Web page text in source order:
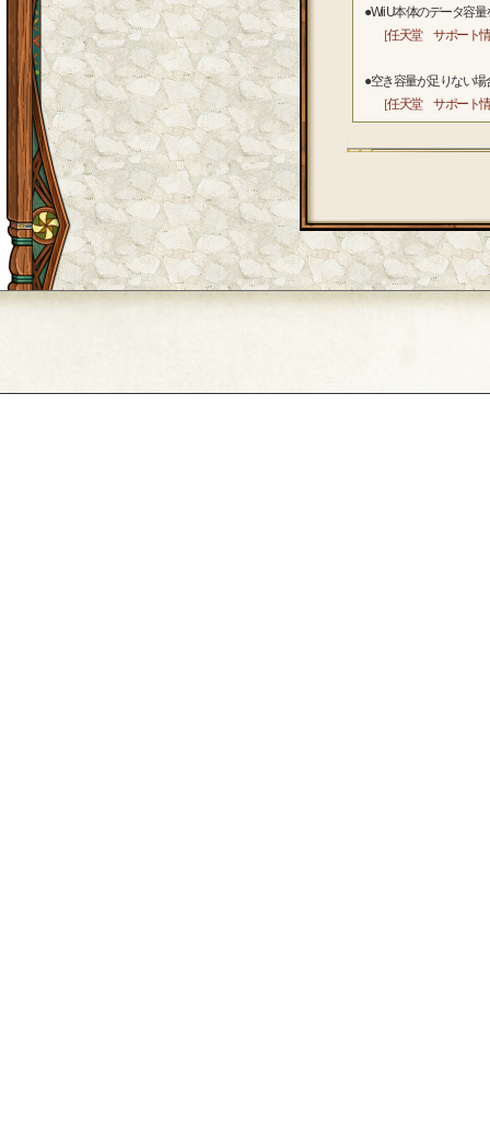
●Wii U本体のデータ容
［任天堂 サポート
●空き容量が足りない
［任天堂 サポート